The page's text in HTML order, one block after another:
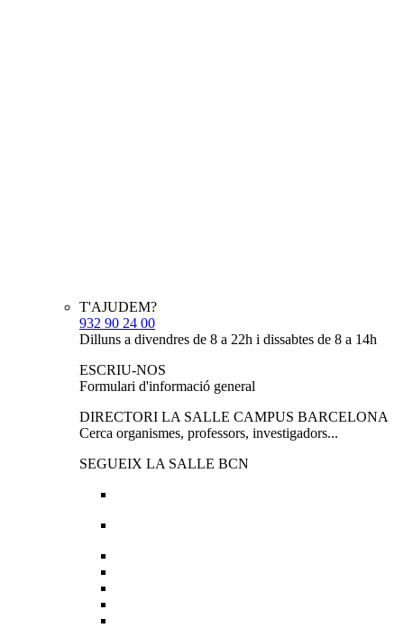
T'AJUDEM?
932 90 24 00
Dilluns a divendres de 8 a 22h i dissabtes de 8 a 14h
ESCRIU-NOS
Formulari d'informació general
DIRECTORI LA SALLE CAMPUS BARCELONA
Cerca organismes, professors, investigadors...
SEGUEIX LA SALLE BCN